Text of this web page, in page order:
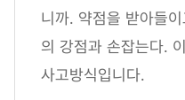
니까. 약점을 받아들
의 강점과 손잡는다.
사고방식입니다.